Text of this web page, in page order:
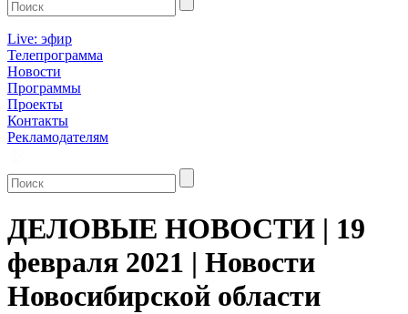
Live: эфир
Телепрограмма
Новости
Программы
Проекты
Контакты
Рекламодателям
ДЕЛОВЫЕ НОВОСТИ | 19
февраля 2021 | Новости
Новосибирской области